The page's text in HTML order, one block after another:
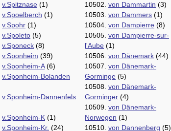
v.Spitznase (1)
v.Spoelberch (1)
v.Spohr (1)
v.Spoleto (5)
v.Sponeck (8)
v.Sponheim (39)
v.Sponheim-A(6)
v.Sponheim-Bolanden
v.Sponheim-Dannenfels
v.Sponheim-K (1)
v.Sponheim-Kr. (24)
10502. von Dammartin (3)
10503. von Dammers (1)
10504. von Dampierre (8)
10505. von Dampierre-sur-
l'Aube (1)
10506. von Dänemark (44)
10507. von Dänemark-
Gorminge (5)
10508. von Dänemark-
Gorminger (4)
10509. von Dänemark-
Norwegen (1)
10510. von Dannenberg (5)